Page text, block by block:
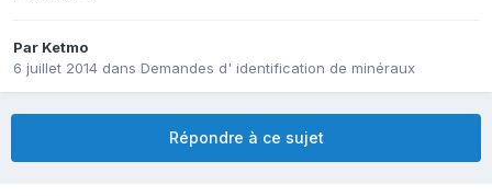
Par Ketmo
6 juillet 2014 dans Demandes d' identification de minéraux
Répondre à ce sujet